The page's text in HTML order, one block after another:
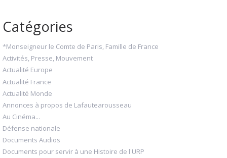
Catégories
*Monseigneur le Comte de Paris, Famille de France
Activités, Presse, Mouvement
Actualité Europe
Actualité France
Actualité Monde
Annonces à propos de Lafautearousseau
Au Cinéma...
Défense nationale
Documents Audios
Documents pour servir à une Histoire de l'URP